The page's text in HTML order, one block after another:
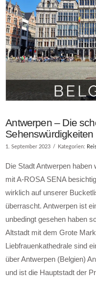
Antwerpen – Die
1. September 2023 Kategorien:
Die Stadt Antwerpen
mit A-ROSA SENA
wirklich auf unserer
überrascht. Antwerpen ist
unbedingt gesehen haben
Altstadt mit dem Grote
Liebfrauenkathedrale sind
über Antwerpen (Belgien)
und ist die Hauptstadt der